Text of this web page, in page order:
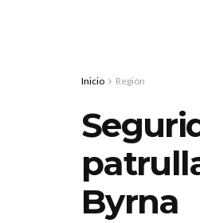
Inicio Región
Byrna